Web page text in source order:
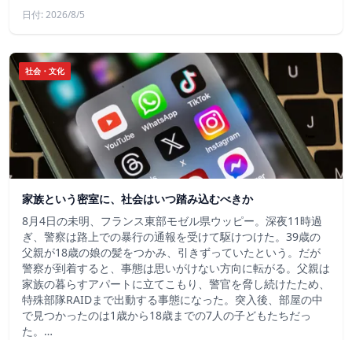
日付: 2026/8/5
社会・文化
家族という密室に、社会はいつ踏み込むべきか
8月4日の未明、フランス東部モゼル県ウッピー。深夜11時過
ぎ、警察は路上での暴行の通報を受けて駆けつけた。39歳の
父親が18歳の娘の髪をつかみ、引きずっていたという。だが
警察が到着すると、事態は思いがけない方向に転がる。父親は
家族の暮らすアパートに立てこもり、警官を脅し続けたため、
特殊部隊RAIDまで出動する事態になった。突入後、部屋の中
で見つかったのは1歳から18歳までの7人の子どもたちだっ
た。…